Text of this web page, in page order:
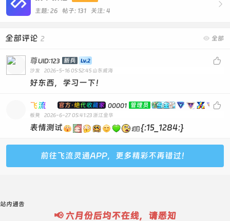
<li>Posts<span>62</span></li>
<li>Followers<span>120</span></li>
</ul>
<button>Follower</button>
</div>
</div>
<!-- 左侧圆形头像区域 -->
<div class="imgBx">
</div>
</div>
display: flex;
min-height: 100vh;
}
/* 卡片容器：相对定位，设置宽高，纵向排列子元素 */
.card {
width: 320px;
height: 430px;
display: flex;
/* 卡片内的两个box通用样式 */
height: 200px;
替换里面的cover.mp4和user.png为自己的素材就能直接
整数值还能改倒圆角的大小，感兴趣的可以自己试试。

主题: 26 帖子: 131 关注: 4
 全部
全部评论 2

尊UID:123 新兵
沙发 2026-5-16 05:52:45 山东威海
好东西，学习一下！

飞流 官方·绝代收藏家 00001 管理员
板凳 2026-6-27 05:41:23 浙江金华
表情测试 {:15_1284:}
前往飞流灵通APP，更多精彩不再错过！
站内通告
📢 六月份后均不在线，请悉知